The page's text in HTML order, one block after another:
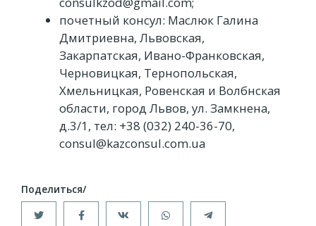
почетный консул: Маслюк Галина
Дмитриевна, Львовская,
Закарпатская, Ивано-Франковская,
Черновицкая, Тернопольская,
Хмельницкая, Ровенская и Волбнская
области, город Львов, ул. Замкнена,
д.3/1, тел: +38 (032) 240-36-70,
consul@kazconsul.com.ua